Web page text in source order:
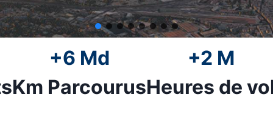
+6 Md
Km Parcourus
+2 M
Heures de